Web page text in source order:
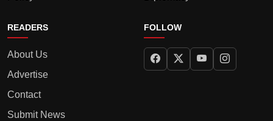
READERS
About Us
Advertise
Contact
Submit News
FOLLOW